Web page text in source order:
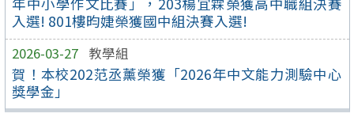
入選! 801樓昀婕榮獲國中組決賽入選!
2026-03-27 教學組
賀！本校202范丞薰榮獲「2026年中文能力測驗中心
獎學金」